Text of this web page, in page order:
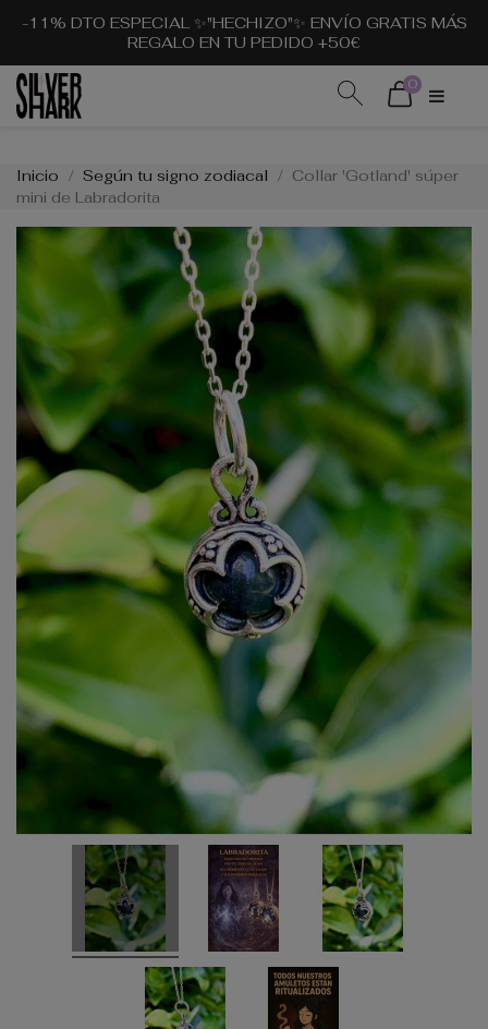
-11% DTO ESPECIAL ✨"HECHIZO"✨ ENVÍO GRATIS MÁS
REGALO EN TU PEDIDO +50€
0
Inicio Según tu signo zodiacal
Collar 'Gotland' súper
mini de Labradorita